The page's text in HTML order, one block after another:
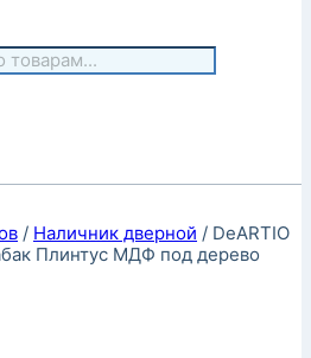
/ Наличник дверной / DeARTIO
Плинтус МДФ под дерево